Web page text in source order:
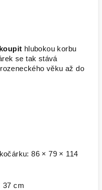
hlubokou korbu
se tak stává
věku až do
86 × 79 × 114
37 cm